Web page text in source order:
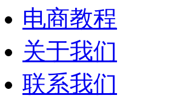
电商教程
关于我们
联系我们